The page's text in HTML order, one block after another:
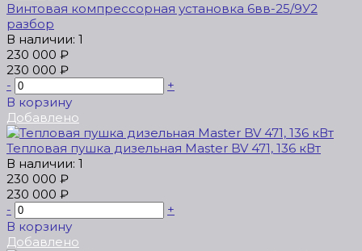
Винтовая компрессорная установка 6вв-25/9У2
разбор
В наличии: 1
230 000 ₽
230 000 ₽
-
+
В корзину
Добавлено
Тепловая пушка дизельная Master BV 471, 136 кВт
В наличии: 1
230 000 ₽
230 000 ₽
-
+
В корзину
Добавлено